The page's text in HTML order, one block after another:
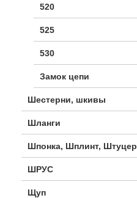
520
525
530
Замок цепи
Шестерни, шкивы
Шланги
Шпонка, Шплинт, Штуцер
ШРУС
Щуп